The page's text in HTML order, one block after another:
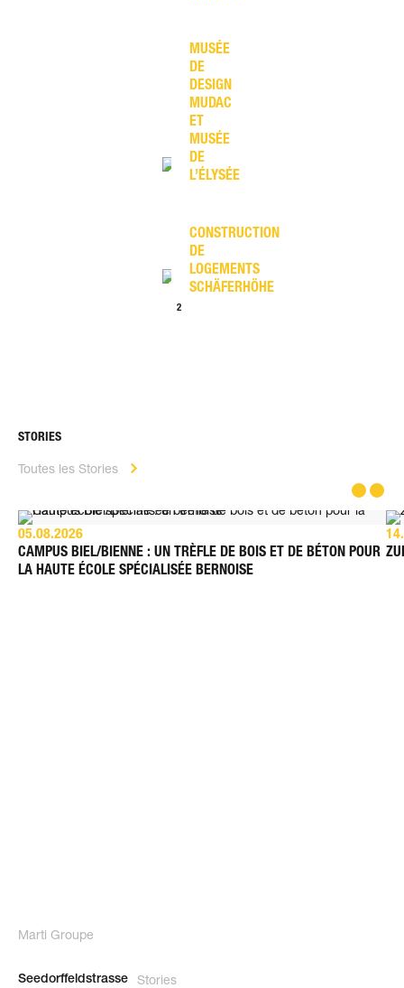
MUSÉE
DE
DESIGN
MUDAC
ET
MUSÉE
DE
L’ÉLYSÉE
CONSTRUCTION
DE
LOGEMENTS
SCHÄFERHÖHE
2
STORIES
Toutes les Stories
05.08.2026
CAMPUS BIEL/BIENNE : UN TRÈFLE DE BOIS ET DE BÉTON POUR
LA HAUTE ÉCOLE SPÉCIALISÉE BERNOISE
Marti Groupe
Seedorffeldstrasse
Stories